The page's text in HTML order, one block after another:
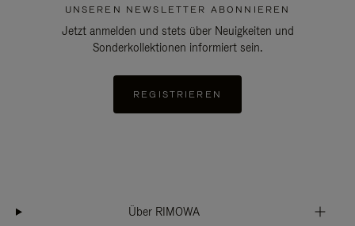
UNSEREN NEWSLETTER ABONNIEREN
Jetzt anmelden und stets über Neuigkeiten und
Sonderkollektionen informiert sein.
REGISTRIEREN
Über RIMOWA